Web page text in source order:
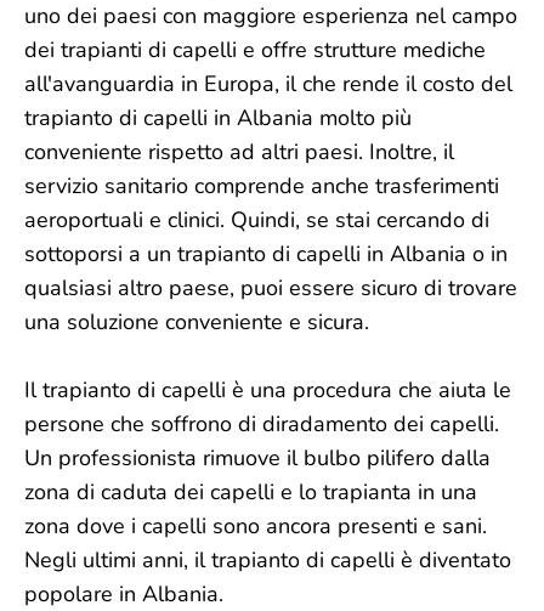
uno dei paesi con maggiore esperienza nel campo
dei trapianti di capelli e offre strutture mediche
all'avanguardia in Europa, il che rende il costo del
trapianto di capelli in Albania molto più
conveniente rispetto ad altri paesi. Inoltre, il
servizio sanitario comprende anche trasferimenti
aeroportuali e clinici. Quindi, se stai cercando di
sottoporsi a un trapianto di capelli in Albania o in
qualsiasi altro paese, puoi essere sicuro di trovare
una soluzione conveniente e sicura.
Il trapianto di capelli è una procedura che aiuta le
persone che soffrono di diradamento dei capelli.
Un professionista rimuove il bulbo pilifero dalla
zona di caduta dei capelli e lo trapianta in una
zona dove i capelli sono ancora presenti e sani.
Negli ultimi anni, il trapianto di capelli è diventato
popolare in Albania.